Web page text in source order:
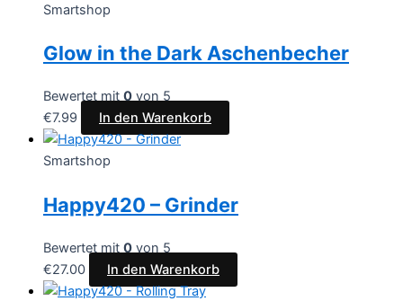
Smartshop
Glow in the Dark Aschenbecher
Bewertet mit 0 von 5
€7.99 In den Warenkorb
Smartshop
Happy420 – Grinder
Bewertet mit 0 von 5
€27.00 In den Warenkorb